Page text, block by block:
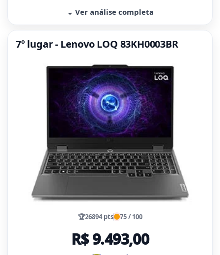
⌄ Ver análise completa
7º lugar - Lenovo LOQ 83KH0003BR
🏆26894 pts 75 / 100
R$ 9.493,00